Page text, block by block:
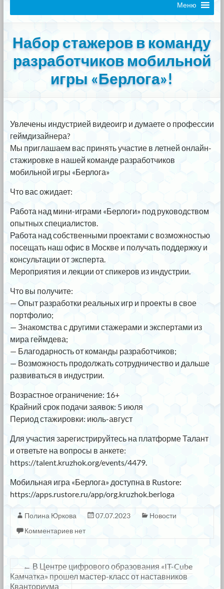
Меню
Набор стажеров в команду
разработчиков мобильной
игры «Берлога»!
Увлечены индустрией видеоигр и думаете о профессии
геймдизайнера?
Мы приглашаем вас принять участие в летней онлайн-
стажировке в нашей команде разработчиков
мобильной игры «Берлога»
Что вас ожидает:
Работа над мини-играми «Берлоги» под руководством
опытных специалистов.
Работа над собственными проектами с возможностью
посещать наш офис в Москве и получать поддержку и
консультации от эксперта.
Мероприятия и лекции от спикеров из индустрии.
Что вы получите:
— Опыт разработки реальных игр и проекты в свое
портфолио;
— Знакомства с другими стажерами и экспертами из
мира геймдева;
— Благодарность от команды разработчиков;
— Возможность продолжать сотрудничество и дальше
развиваться в индустрии.
Возрастное ограничение: 16+
Крайний срок подачи заявок: 5 июля
Период стажировки: июль-август
Для участия зарегистрируйтесь на платформе Талант
и ответьте на вопросы в анкете:
https://talent.kruzhok.org/events/4479.
Мобильная игра «Берлога» доступна в Rustore:
https://apps.rustore.ru/app/org.kruzhok.berloga
Полина Юркова 07.07.2023
Новости
Комментариев нет
← В Центре цифрового образования «IT-Cube
Камчатка» прошел мастер-класс от наставников
Кванториума